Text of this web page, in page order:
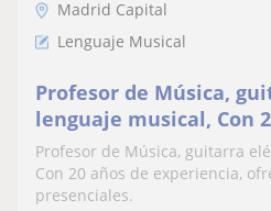
Madrid Capital
Lenguaje Musical
Profesor de Música,
lenguaje musical, Con
experiencia, ofrece
presenciales
Profesor de Música, guitarra
Con 20 años de experiencia,
presenciales.